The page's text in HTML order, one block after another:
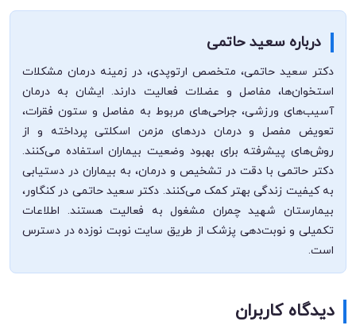
درباره سعید حاتمی
دکتر سعید حاتمی، متخصص ارتوپدی، در زمینه درمان مشکلات
استخوان‌ها، مفاصل و عضلات فعالیت دارند. ایشان به درمان
آسیب‌های ورزشی، جراحی‌های مربوط به مفاصل و ستون فقرات،
تعویض مفصل و درمان دردهای مزمن اسکلتی پرداخته و از
روش‌های پیشرفته برای بهبود وضعیت بیماران استفاده می‌کنند.
دکتر حاتمی با دقت در تشخیص و درمان، به بیماران در دستیابی
به کیفیت زندگی بهتر کمک می‌کنند. دکتر سعید حاتمی در کنگاور،
بیمارستان شهید چمران مشغول به فعالیت هستند. اطلاعات
تکمیلی و نوبت‌دهی پزشک از طریق سایت نوبت نوزده در دسترس
است.
دیدگاه کاربران